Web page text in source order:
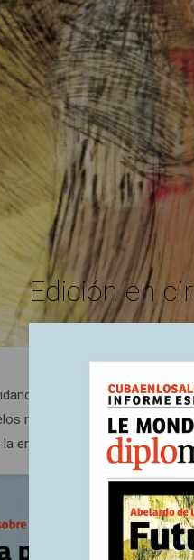
en Washington: el
militar-industriales
era digital. Silicon Valley ya
Edición en